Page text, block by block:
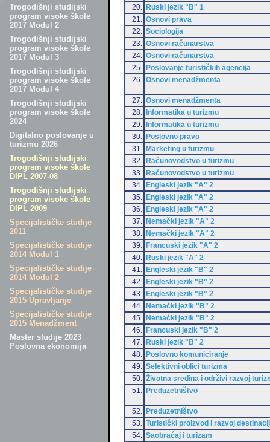
Trogodišnji studijski
program visoke škole
2017 Modul 2
Trogodišnji studijski
program visoke škole
2017 Modul 3
Trogodišnji studijski
program visoke škole
2017 Modul 4
Trogodišnji studijski
program visoke škole
2024
Digitalno poslovanje u
turizmu 2026
Trogodišnji studijski
program visoke škole
DIPL 2007-08
Trogodišnji studijski
program visoke škole
DIPL 2009
Specijalističke studije
2011
Specijalističke studije
2014 Modul 1
Specijalističke studije
2014 Modul 2
Specijalističke studije
2015 Upravljanje
Specijalističke studije
2015 Menadžment
Master studije 2023
Poslovna ekonomija
20.
Ruski jezik "B" 1
21.
Osnovi prava
22.
Sociologija
23.
Osnovi računarstva
24.
Osnovi računarstva
25.
Poslovanje turističkih agencija
26.
Osnovi menadžmenta
27.
Osnovi menadžmenta
28.
Informatika u turizmu
29.
Informatika u turizmu
30.
Poslovno pravo
31.
Marketing u turizmu
32.
Računovodstvo u turizmu
33.
Računovodstvo u turizmu
34.
Engleski jezik "A" 2
35.
Engleski jezik "A" 2
36.
Engleski jezik "A" 2
37.
Nemački jezik "A" 2
38.
Nemački jezik "A" 2
39.
Francuski jezik "A" 2
40.
Ruski jezik "A" 2
41.
Engleski jezik "B" 2
42.
Engleski jezik "B" 2
43.
Engleski jezik "B" 2
44.
Nemački jezik "B" 2
45.
Nemački jezik "B" 2
46.
Francuski jezik "B" 2
47.
Ruski jezik "B" 2
48.
Poslovno komuniciranje
49.
Selektivni oblici turizma
50.
Životna sredina i održivi razvoj
51.
Preduzetništvo
52.
Preduzetništvo
53.
Turistički proizvod i razvoj
54.
Saobraćaj i turizam